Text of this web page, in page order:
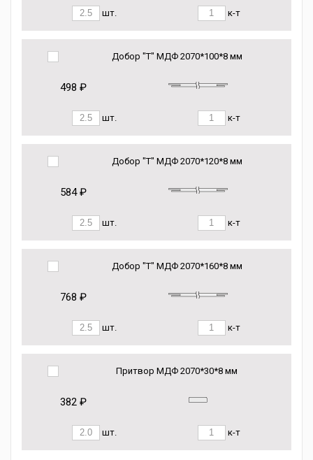
шт. к-т
Добор "Т" МДФ 2070*100*8 мм
498 ₽
шт. к-т
Добор "Т" МДФ 2070*120*8 мм
584 ₽
шт. к-т
Добор "Т" МДФ 2070*160*8 мм
768 ₽
шт. к-т
Притвор МДФ 2070*30*8 мм
382 ₽
шт. к-т